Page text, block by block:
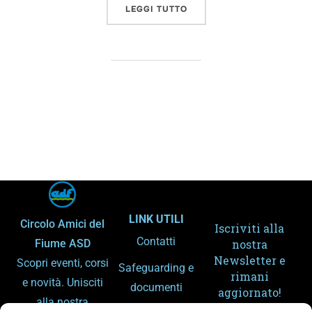
LEGGI TUTTO
Circolo Amici del
Fiume ASD
Scopri eventi, corsi
e novità. Unisciti
alla nostra
LINK UTILI
Contatti
Safeguarding e
documenti
Iscriviti alla
nostra
Newsletter e
rimani
aggiornato!